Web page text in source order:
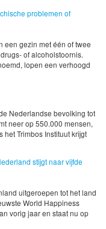
problemen of
gezin met één of twee
of alcoholstoornis.
lopen een verhoogd
Nederlandse bevolking tot
neer op 550.000 mensen,
het Trimbos Instituut krijgt
stijgt naar vijfde
uitgeroepen tot het land
World Happiness
vorig jaar en staat nu op